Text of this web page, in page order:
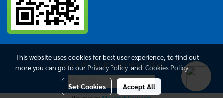
Copy right by Info Zynergy (Thai)
Today's visitor 882
This website uses cookies for best user experience, to find out
more you can go to our Privacy PolicyandCookies Policy
Set Cookies Accept All